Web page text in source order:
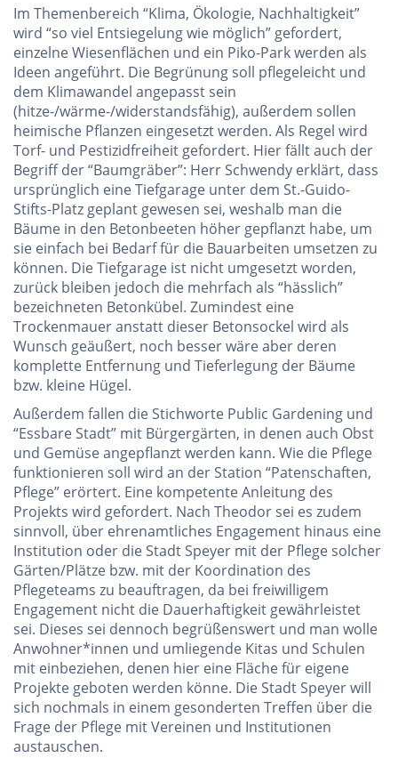
Im Themenbereich “Klima, Ökologie, Nachhaltigkeit”
wird “so viel Entsiegelung wie möglich” gefordert,
einzelne Wiesenflächen und ein Piko-Park werden als
Ideen angeführt. Die Begrünung soll pflegeleicht und
dem Klimawandel angepasst sein
(hitze-/wärme-/widerstandsfähig), außerdem sollen
heimische Pflanzen eingesetzt werden. Als Regel wird
Torf- und Pestizidfreiheit gefordert. Hier fällt auch der
Begriff der “Baumgräber”: Herr Schwendy erklärt, dass
ursprünglich eine Tiefgarage unter dem St.-Guido-
Stifts-Platz geplant gewesen sei, weshalb man die
Bäume in den Betonbeeten höher gepflanzt habe, um
sie einfach bei Bedarf für die Bauarbeiten umsetzen zu
können. Die Tiefgarage ist nicht umgesetzt worden,
zurück bleiben jedoch die mehrfach als “hässlich”
bezeichneten Betonkübel. Zumindest eine
Trockenmauer anstatt dieser Betonsockel wird als
Wunsch geäußert, noch besser wäre aber deren
komplette Entfernung und Tieferlegung der Bäume
bzw. kleine Hügel.
Außerdem fallen die Stichworte Public Gardening und
“Essbare Stadt” mit Bürgergärten, in denen auch Obst
und Gemüse angepflanzt werden kann. Wie die Pflege
funktionieren soll wird an der Station “Patenschaften,
Pflege” erörtert. Eine kompetente Anleitung des
Projekts wird gefordert. Nach Theodor sei es zudem
sinnvoll, über ehrenamtliches Engagement hinaus eine
Institution oder die Stadt Speyer mit der Pflege solcher
Gärten/Plätze bzw. mit der Koordination des
Pflegeteams zu beauftragen, da bei freiwilligem
Engagement nicht die Dauerhaftigkeit gewährleistet
sei. Dieses sei dennoch begrüßenswert und man wolle
Anwohner*innen und umliegende Kitas und Schulen
mit einbeziehen, denen hier eine Fläche für eigene
Projekte geboten werden könne. Die Stadt Speyer will
sich nochmals in einem gesonderten Treffen über die
Frage der Pflege mit Vereinen und Institutionen
austauschen.